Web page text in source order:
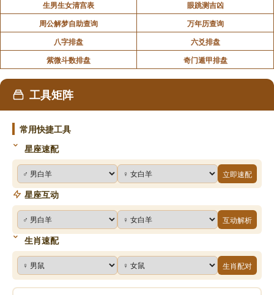
忌摆放在阴暗潮湿处：幸福树喜阳，若放置在阴暗
潮湿的地方，如卫生间、地下室等，会影响其生长，从
风水角度看，可能导致阴气过重，不利于家中气场，会
使居住者感到压抑，甚至影响身体健康和运势。
忌摆放在空调出风口或风扇直吹处：空调出风口或
风扇直吹会使幸福树周围的空气流动过快，温度和湿度
变化较大，这对其生长不利。在风水上，被认为可能会
扰乱家中的气场，导致气场不稳定，影响家庭的和谐与
稳定。
忌摆放在财位上：虽然幸福树有一定的招财寓意，
但传统风水认为，财位宜放置一些更具招财属性的物
品，如貔貅、金蟾等。将幸福树放在财位，可能会影响
财位的招财效果。
注意植株状态
生男生女清宫表
眼跳测吉凶
周公解梦自助查询
万年历查询
八字排盘
六爻排盘
紫微斗数排盘
奇门遁甲排盘
工具矩阵
常用快捷工具
星座速配
立即速配
星座互动
互动解析
生肖速配
生肖配对